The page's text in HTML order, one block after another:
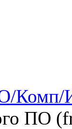
Комп/
ПО